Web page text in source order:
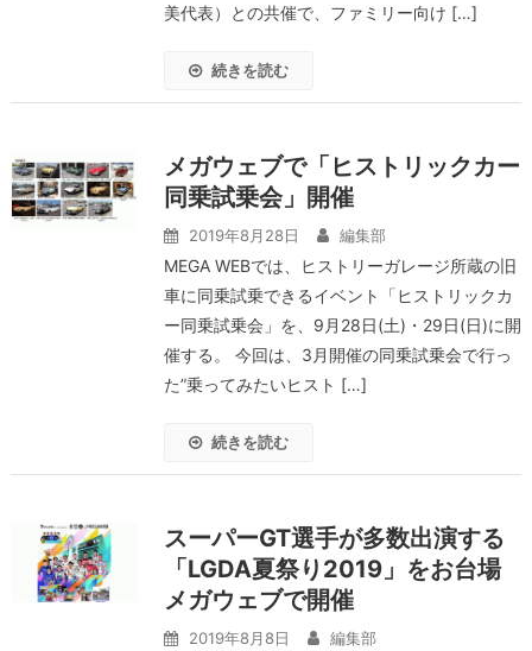
美代表）との共催で、ファミリー向け […]
続きを読む
メガウェブで「ヒストリックカー
同乗試乗会」開催
2019年8月28日 編集部
MEGA WEBでは、ヒストリーガレージ所蔵の旧
車に同乗試乗できるイベント「ヒストリックカ
ー同乗試乗会」を、9月28日(土)・29日(日)に開
催する。 今回は、3月開催の同乗試乗会で行っ
た”乗ってみたいヒスト […]
続きを読む
スーパーGT選手が多数出演する
「LGDA夏祭り2019」をお台場
メガウェブで開催
2019年8月8日 編集部